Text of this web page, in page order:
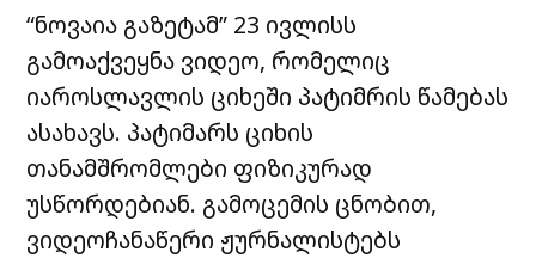
“ნოვაია გაზეტამ” 23 ივლისს
გამოაქვეყნა ვიდეო, რომელიც
იაროსლავლის ციხეში პატიმრის წამებას
ასახავს. პატიმარს ციხის
თანამშრომლები ფიზიკურად
უსწორდებიან. გამოცემის ცნობით,
ვიდეოჩანაწერი ჟურნალისტებს